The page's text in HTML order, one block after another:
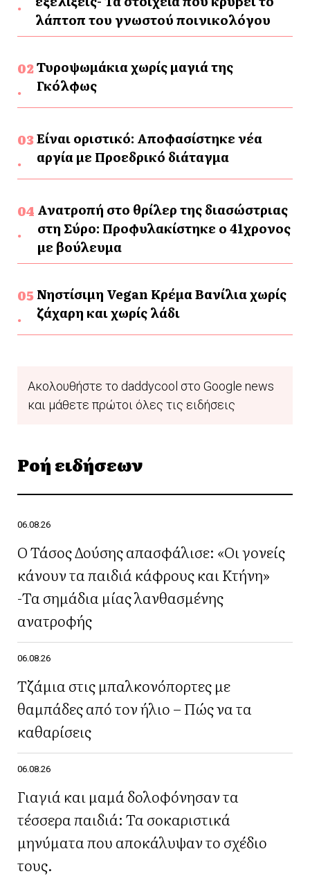
λάπτοπ του γνωστού ποινικολόγου
Τυροψωμάκια χωρίς μαγιά της
Γκόλφως
Είναι οριστικό: Αποφασίστηκε νέα
αργία με Προεδρικό διάταγμα
Ανατροπή στο θρίλερ της διασώστριας
στη Σύρο: Προφυλακίστηκε ο 41χρονος
με βούλευμα
Νηστίσιμη Vegan Κρέμα Βανίλια χωρίς
ζάχαρη και χωρίς λάδι
Ακολουθήστε το daddycool στο Google news
και μάθετε πρώτοι όλες τις ειδήσεις
Ροή ειδήσεων
06.08.26
Ο Τάσος Δούσης απασφάλισε: «Οι γονείς
κάνουν τα παιδιά κάφρους και Κτήνη»
-Τα σημάδια μίας λανθασμένης
ανατροφής
06.08.26
Τζάμια στις μπαλκονόπορτες με
θαμπάδες από τον ήλιο – Πώς να τα
καθαρίσεις
06.08.26
Γιαγιά και μαμά δολοφόνησαν τα
τέσσερα παιδιά: Τα σοκαριστικά
μηνύματα που αποκάλυψαν το σχέδιο
τους.